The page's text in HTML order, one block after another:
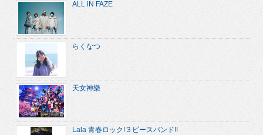
ALL iN FAZE
らくなつ
天女神樂
Lala 青春ロック!３ピースバンド!!